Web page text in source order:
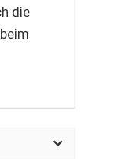
die